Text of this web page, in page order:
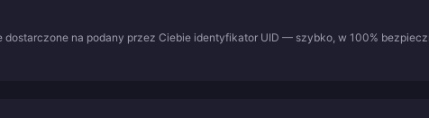
dostarczone na podany przez Ciebie identyfikator UID — szybko, w 100%